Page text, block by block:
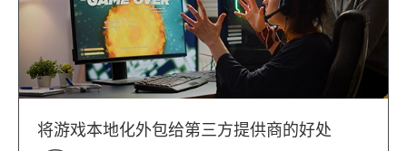
将游戏本地化外包给第三方提供商的好处